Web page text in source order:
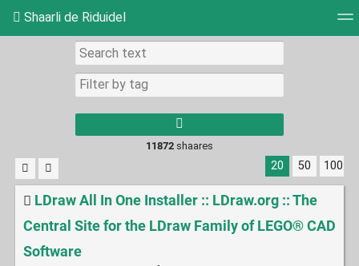
Shaarli de Riduidel
Daily
11872shaares
20 50 100
LDraw All In One Installer :: LDraw.org :: The
Central Site for the LDraw Family of LEGO® CAD
Software